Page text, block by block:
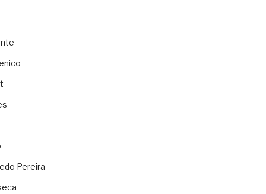
Pereira